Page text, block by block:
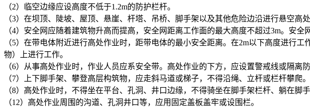
（2）临空边缘应设高度不低于1.2m的防护栏杆。
（3）在坝顶、陡坡、屋顶、悬崖、杆塔、吊桥、脚手架以及其他危险边沿进行悬空高
（4）安全网应随着建筑物升高而提高，安全网距离工作面的最大高度不超过3m。安
（5）在带电体附近进行高处作业时，距带电体的最小安全距离。在2m以下高度进行
物）上进行工作。
（6）从事高处作业时，作业人员应系安全带。高处作业的下方，应设置警戒线或隔离
（7）上下脚手架、攀登高层构筑物，应走斜马道或梯子，不得沿绳、立杆或栏杆攀爬。
（8）高处作业时，不得坐在平台、孔洞、井口边缘，不得骑坐在脚手架栏杆、躺在
（12）高处作业周围的沟道、孔洞井口等，应用固定盖板盖牢或设围栏。